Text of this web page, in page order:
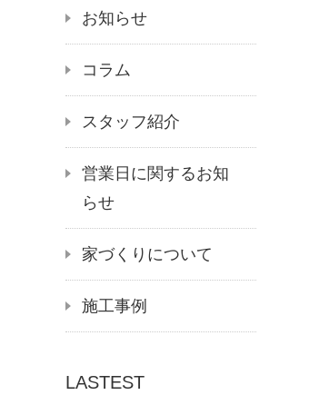
お知らせ
コラム
スタッフ紹介
営業日に関するお知
らせ
家づくりについて
施工事例
LASTEST